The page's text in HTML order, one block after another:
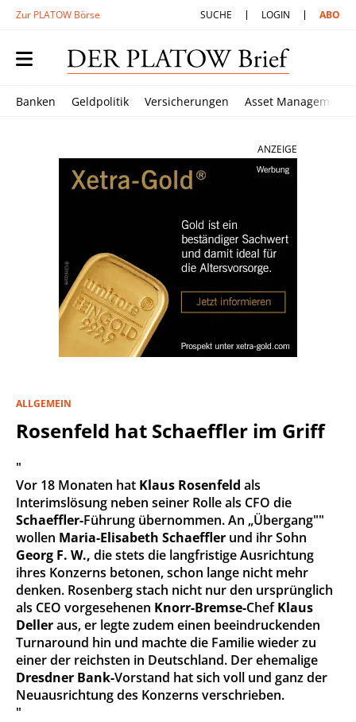
Zur PLATOW Börse SUCHE LOGIN ABO
Banken Geldpolitik Versicherungen Asset Management
ANZEIGE
ALLGEMEIN
Rosenfeld hat Schaeffler im Griff
"
Vor 18 Monaten hat Klaus Rosenfeld als
Interimslösung neben seiner Rolle als CFO die
Schaeffler-Führung übernommen. An „Übergang""
wollen Maria-Elisabeth Schaeffler und ihr Sohn
Georg F. W., die stets die langfristige Ausrichtung
ihres Konzerns betonen, schon lange nicht mehr
denken. Rosenberg stach nicht nur den ursprünglich
als CEO vorgesehenen Knorr-Bremse-ChefKlaus
Delleraus, er legte zudem einen beeindruckenden
Turnaround hin und machte die Familie wieder zu
einer der reichsten in Deutschland. Der ehemalige
Dresdner Bank-Vorstand hat sich voll und ganz der
Neuausrichtung des Konzerns verschrieben.
"